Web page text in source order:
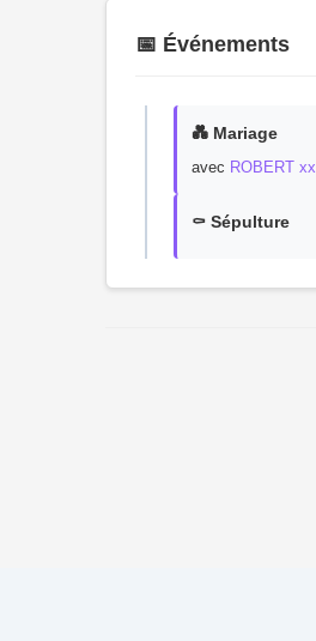
📅 Événements
💑 Mariage
avec ROBERT xx
⚰️ Sépulture